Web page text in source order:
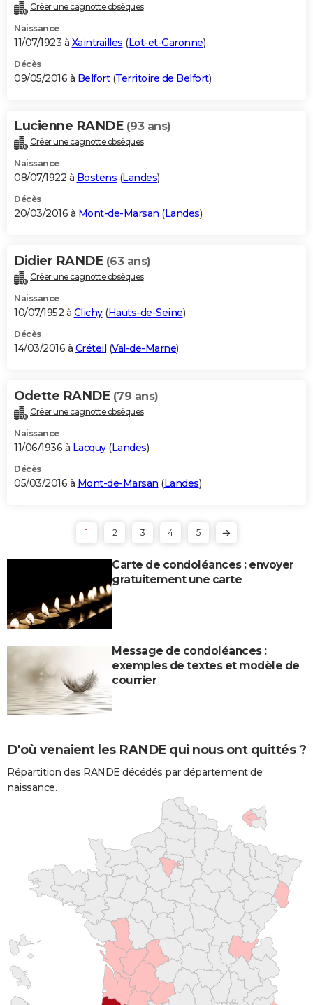
Créer une cagnotte obsèques
Naissance
11/07/1923 à Xaintrailles (Lot-et-Garonne)
Décès
09/05/2016 à Belfort(Territoire de Belfort)
Lucienne RANDE (93 ans)
Créer une cagnotte obsèques
Naissance
08/07/1922 à Bostens (Landes)
Décès
20/03/2016 à Mont-de-Marsan (Landes)
Didier RANDE (63 ans)
Créer une cagnotte obsèques
Naissance
10/07/1952 à Clichy(Hauts-de-Seine)
Décès
14/03/2016 à Créteil (Val-de-Marne)
Odette RANDE (79 ans)
Créer une cagnotte obsèques
Naissance
11/06/1936 à Lacquy(Landes)
Décès
05/03/2016 à Mont-de-Marsan (Landes)
1 2 3 4 5
Carte de condoléances : envoyer
gratuitement une carte
Message de condoléances :
exemples de textes et modèle de
courrier
D'où venaient les RANDE qui nous ont quittés ?
Répartition des RANDE décédés par département de
naissance.